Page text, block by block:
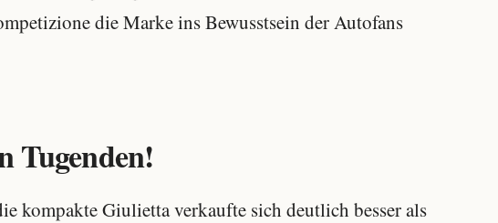
die Marke ins Bewusstsein der Autofans
Tugenden!
kompakte Giulietta verkaufte sich deutlich besser als